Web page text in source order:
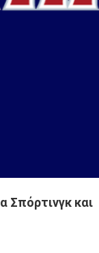
Σπόρτινγκ και